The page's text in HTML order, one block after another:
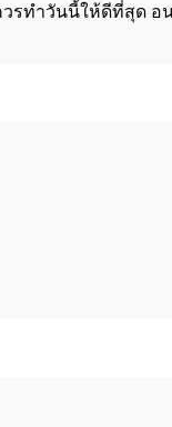
รทำวันนี้ให้ดีที่สุด อ